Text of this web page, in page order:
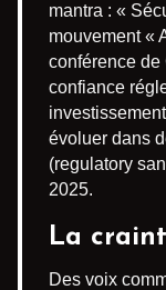
mantra : «
mouvement «
conférence de
confiance
évoluer dans
(regulatory
2025.
La
Des voix